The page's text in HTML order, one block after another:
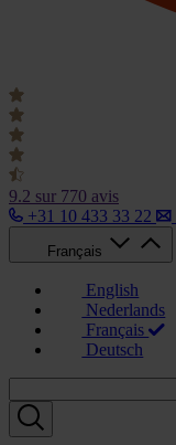
9.2 sur 770 avis
+31 10 433 33 22
Français
English
Nederlands
Français
Deutsch